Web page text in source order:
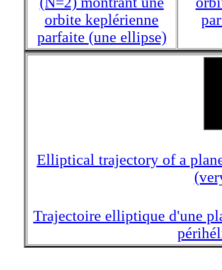
orbite keplérienne
parfaite (une ellipse)
Elliptical trajectory of a
Trajectoire elliptique d'une